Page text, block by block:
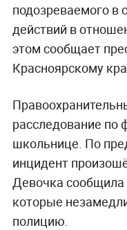
подозреваемого в
действий в
этом сообщает
Красноярскому
расследование по
школьнице. По
инцидент
Девочка сообщила
которые
полицию.